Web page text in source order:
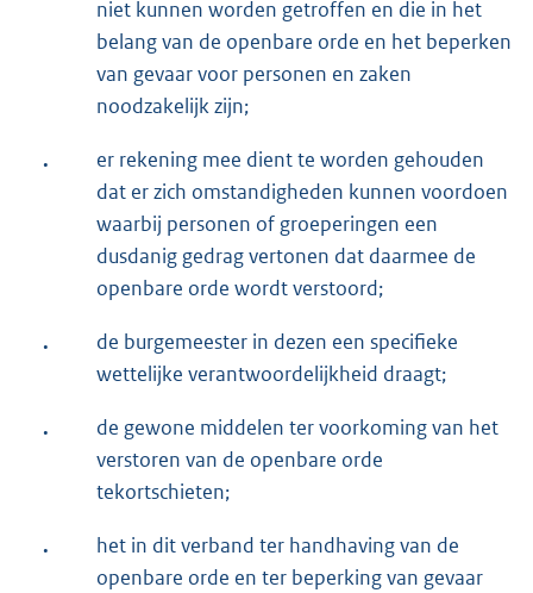
niet kunnen worden getroffen en die in het
belang van de openbare orde en het beperken
van gevaar voor personen en zaken
noodzakelijk zijn;
.
er rekening mee dient te worden gehouden
dat er zich omstandigheden kunnen voordoen
waarbij personen of groeperingen een
dusdanig gedrag vertonen dat daarmee de
openbare orde wordt verstoord;
.
de burgemeester in dezen een specifieke
wettelijke verantwoordelijkheid draagt;
.
de gewone middelen ter voorkoming van het
verstoren van de openbare orde
tekortschieten;
.
het in dit verband ter handhaving van de
openbare orde en ter beperking van gevaar